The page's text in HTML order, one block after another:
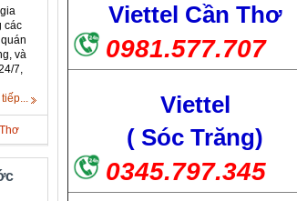
các
và
7,
Viettel Cần Thơ
0981.577.707
Viettel
( Sóc Trăng)
0345.797.345